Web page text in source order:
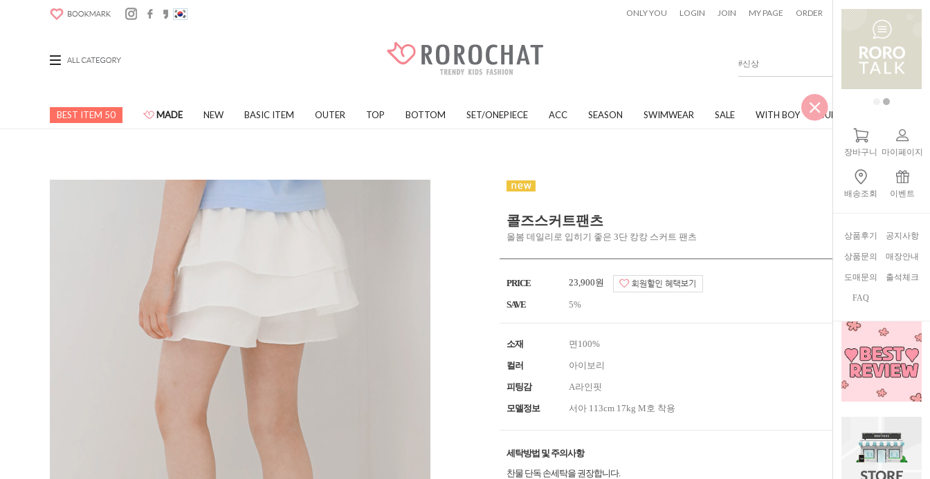
ONLY YOU LOGIN JOIN MY PAGE ORDER CART 0
BEST ITEM 50 MADE NEW BASIC ITEM OUTER TOP BOTTOM SET/ONEPIECE ACC SEASON SWIMWEAR SALE WITH BOY JUNIOR
장바구니 마이페이지
배송조회 이벤트
상품후기 공지사항
상품문의 매장안내
도매문의 출석체크
FAQ
콜즈스커트팬츠
올봄 데일리로 입히기 좋은 3단 캉캉 스커트 팬츠
PRICE 23,900원
SAVE 5%
소재 면100%
컬러 아이보리
피팅감 A라인핏
모델정보 서아 113cm 17kg M호 착용
세탁방법 및 주의사항
찬물 단독 손세탁을 권장합니다.